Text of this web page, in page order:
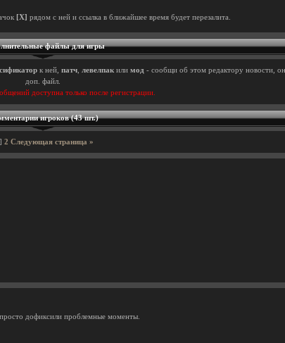
[X] рядом с ней и ссылка в ближайшее время будет перезалита.
файлы для игры
к ней, патч левелпак или мод - сообщи об этом редактору новости,
доп. файл.
доступна только после регистрации.
игроков (43 шт.)
2 Следующая страница »
дофиксили проблемные моменты.